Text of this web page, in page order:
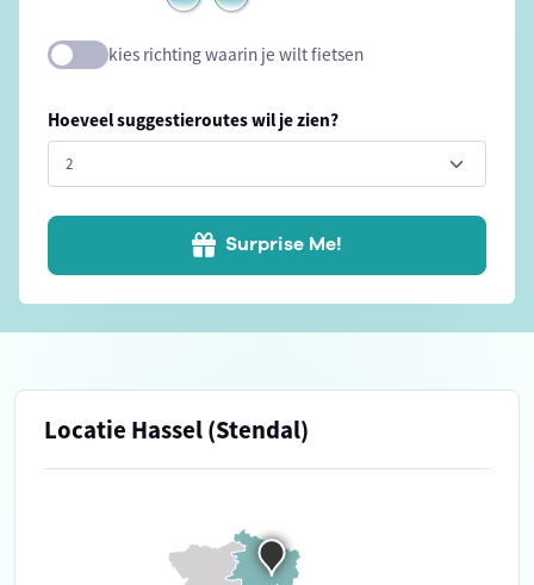
kies richting waarin je wilt fietsen
Hoeveel suggestieroutes wil je zien?
Surprise Me!
Locatie Hassel (Stendal)